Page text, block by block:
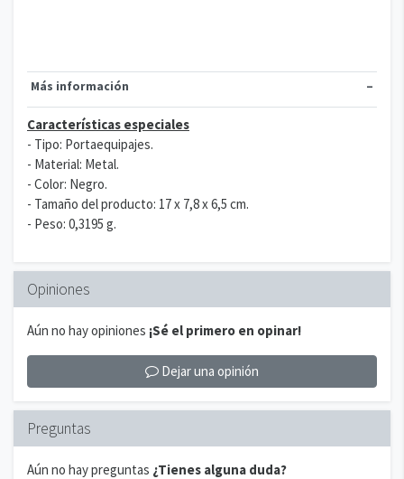
Más información
Características especiales
- Tipo: Portaequipajes.
- Material: Metal.
- Color: Negro.
- Tamaño del producto: 17 x 7,8 x 6,5 cm.
- Peso: 0,3195 g.
Opiniones
Aún no hay opiniones ¡Sé el primero en opinar!
Dejar una opinión
Preguntas
Aún no hay preguntas ¿Tienes alguna duda?